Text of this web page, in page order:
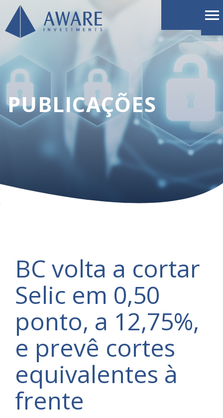
PUBLICAÇÕES
BC volta a cortar
Selic em 0,50
ponto, a 12,75%,
e prevê cortes
equivalentes à
frente